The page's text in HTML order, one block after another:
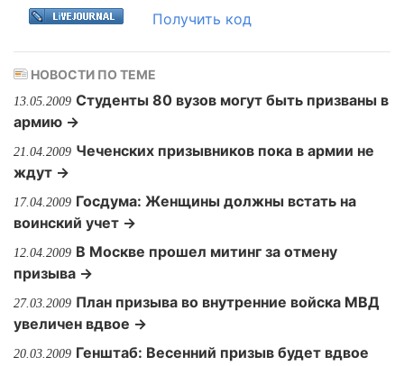
Получить код
НОВОСТИ ПО ТЕМЕ
13.05.2009 Студенты 80 вузов могут быть призваны в
армию →
21.04.2009 Чеченских призывников пока в армии не
ждут →
17.04.2009 Госдума: Женщины должны встать на
воинский учет →
12.04.2009 В Москве прошел митинг за отмену
призыва →
27.03.2009 План призыва во внутренние войска МВД
увеличен вдвое →
20.03.2009 Генштаб: Весенний призыв будет вдвое